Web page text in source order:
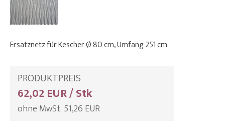
Ersatznetz für Kescher Ø 80 cm, Umfang 251 cm.
PRODUKTPREIS
62,02 EUR / Stk
ohne MwSt. 51,26 EUR